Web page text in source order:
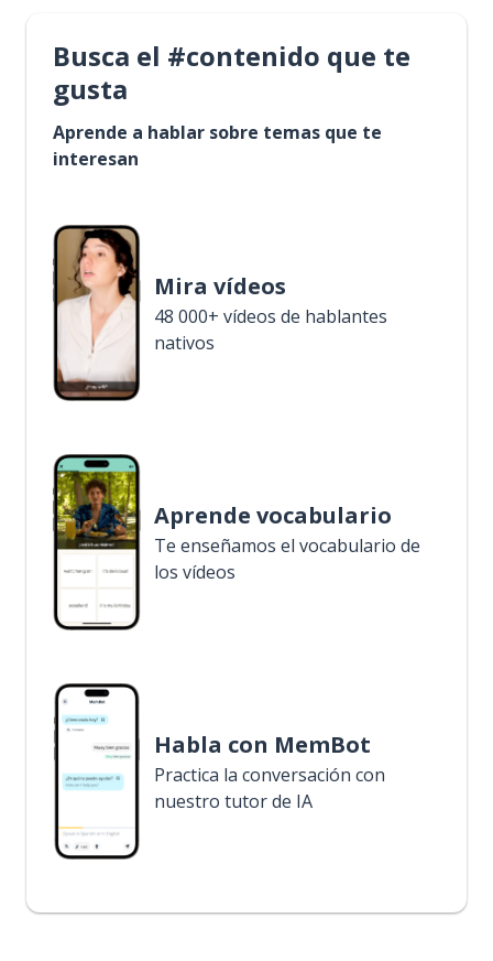
Busca el #contenido que te
gusta
Aprende a hablar sobre temas que te
interesan
Mira vídeos
48 000+ vídeos de hablantes
nativos
Aprende vocabulario
Te enseñamos el vocabulario de
los vídeos
Habla con MemBot
Practica la conversación con
nuestro tutor de IA